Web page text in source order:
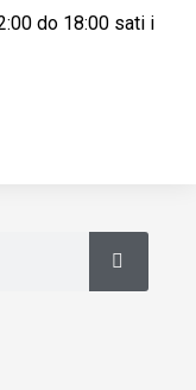
do 18:00 sati i